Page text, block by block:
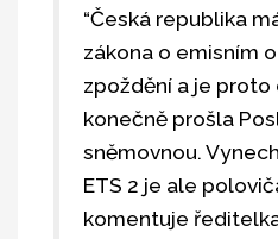
“Česká republika
zákona o emisním
zpoždění a je
konečně prošla
sněmovnou.
ETS 2 je ale
komentuje